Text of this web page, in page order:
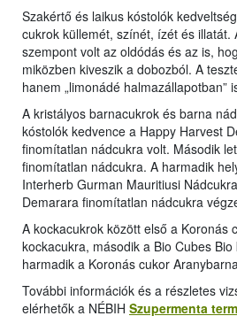
Szakértő és laikus kóstolók
cukrok küllemét, színét, ízét és illatát.
szempont volt az oldódás és az is,
miközben kiveszik a dobozból. A
hanem „limonádé halmazállapotban”
A kristályos barnacukrok és barna
kóstolók kedvence a Happy Harvest
finomítatlan nádcukra volt. Második
finomítatlan nádcukra. A harmadik
Interherb Gurman Mauritiusi
Demarara finomítatlan nádcukra
A kockacukrok között első a Koronás
kockacukra, második a Bio Cubes
harmadik a Koronás cukor
További információk és a részletes
elérhetők a NÉBIH Szupermenta